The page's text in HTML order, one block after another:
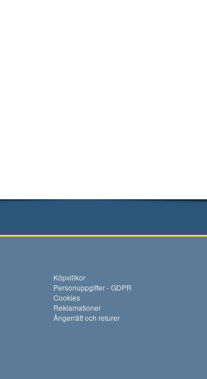
Köpvillkor
Personuppgifter - GDPR
Cookies
Reklamationer
Ångerrätt och returer